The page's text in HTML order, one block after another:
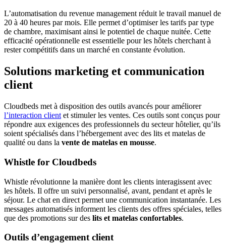
L’automatisation du revenue management réduit le travail manuel de
20 à 40 heures par mois. Elle permet d’optimiser les tarifs par type
de chambre, maximisant ainsi le potentiel de chaque nuitée. Cette
efficacité opérationnelle est essentielle pour les hôtels cherchant à
rester compétitifs dans un marché en constante évolution.
Solutions marketing et communication
client
Cloudbeds met à disposition des outils avancés pour améliorer
l’interaction client et stimuler les ventes. Ces outils sont conçus pour
répondre aux exigences des professionnels du secteur hôtelier, qu’ils
soient spécialisés dans l’hébergement avec des lits et matelas de
qualité ou dans la vente de matelas en mousse.
Whistle for Cloudbeds
Whistle révolutionne la manière dont les clients interagissent avec
les hôtels. Il offre un suivi personnalisé, avant, pendant et après le
séjour. Le chat en direct permet une communication instantanée. Les
messages automatisés informent les clients des offres spéciales, telles
que des promotions sur des lits et matelas confortables.
Outils d’engagement client